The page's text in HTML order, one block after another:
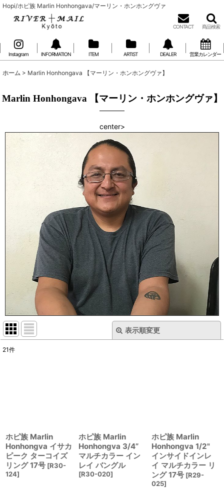
Hopi/ホピ族 Marlin Honhongava/マーリン・ホンホングヴァ
CONTACT 商品検索
Instagram INFORMATION ITEM ARTIST DEALER 営業カレンダー
ホーム > Marlin Honhongava 【マーリン・ホンホングヴァ】
Marlin Honhongava 【マーリン・ホンホングヴァ】
center>
表示順変更
絞り込む
21件
ホピ族 Marlin
Honhongva イサカ
ピーク ターコイズ
リング 17号 [R30-
124]
ホピ族 Marlin
Honhongva 3/4”
マルチカラー イン
レイ バングル
[R30-020]
ホピ族 Marlin
Honhongva 1/2"
インサイドインレ
イ マルチカラー リ
ング 17号 [R29-
025]